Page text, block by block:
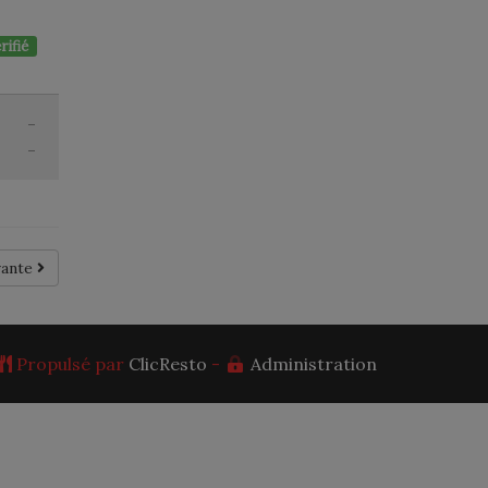
-
-
Propulsé par ClicResto - Administration